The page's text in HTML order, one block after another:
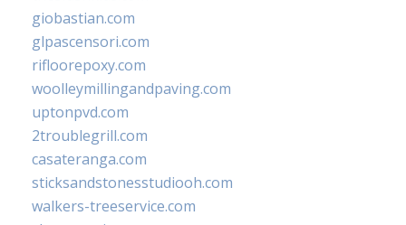
giobastian.com
glpascensori.com
rifloorepoxy.com
woolleymillingandpaving.com
uptonpvd.com
2troublegrill.com
casateranga.com
sticksandstonesstudiooh.com
walkers-treeservice.com